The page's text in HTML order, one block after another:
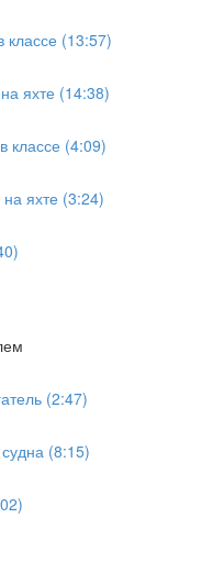
классе (13:57)
яхте (14:38)
классе (4:09)
яхте (3:24)
(2:47)
(8:15)